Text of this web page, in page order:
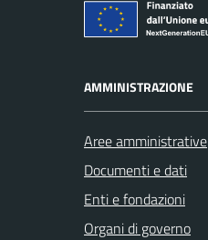
AMMINISTRAZIONE
Aree amministrative
Documenti e dati
Enti e fondazioni
Organi di governo